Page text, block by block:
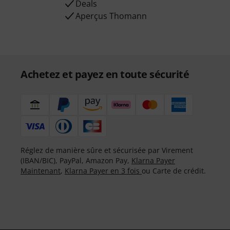
Deals
Aperçus Thomann
Achetez et payez en toute sécurité
Réglez de manière sûre et sécurisée par Virement
(IBAN/BIC), PayPal, Amazon Pay, Klarna Payer
Maintenant, Klarna Payer en 3 fois ou Carte de crédit.